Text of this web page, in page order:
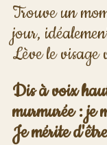
Trouve un
jour,
Lève le visage
Dis à voix
murmurée : je
Je mérite